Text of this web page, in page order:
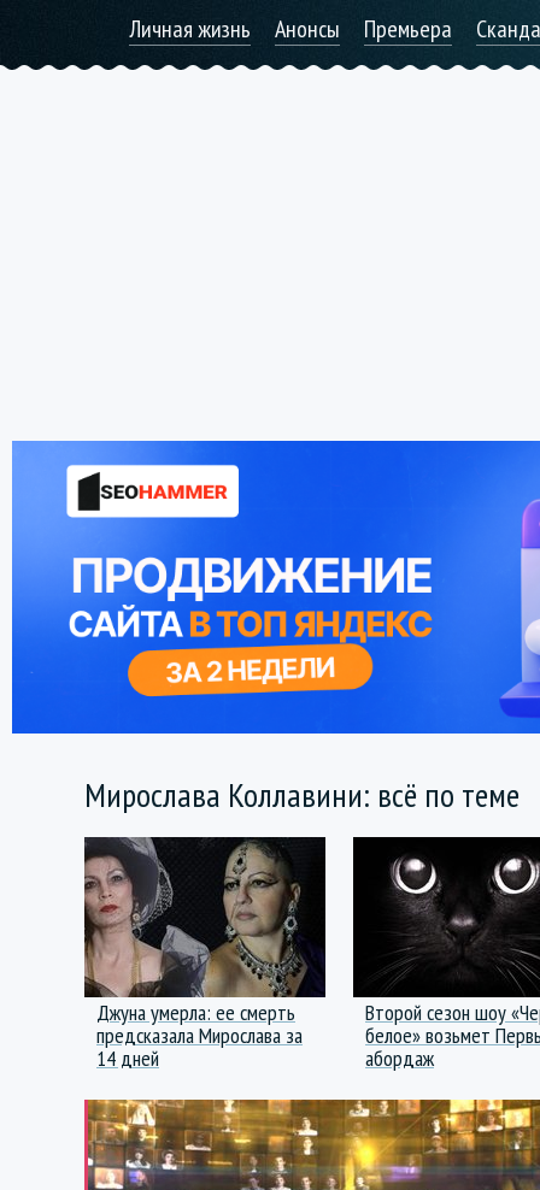
Личная жизнь Анонсы Премьера
Мирослава Коллавини: всё по теме
Джуна умерла: ее смерть
предсказала Мирослава за
14 дней
Второй сезон шоу
белое» возьмет
абордаж